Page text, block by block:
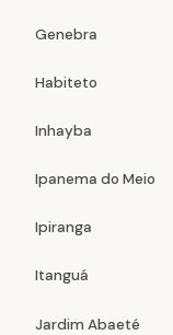
Genebra
Habiteto
Inhayba
Ipanema do Meio
Ipiranga
Itanguá
Jardim Abaeté